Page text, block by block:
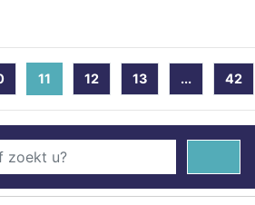
11 (current)
12 13 ... 42